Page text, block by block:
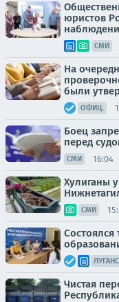
юристов
СМИ
На
были
ОФИЦ.
Боец
перед
СМИ 16:04
Хулиганы
СМИ
Чистая